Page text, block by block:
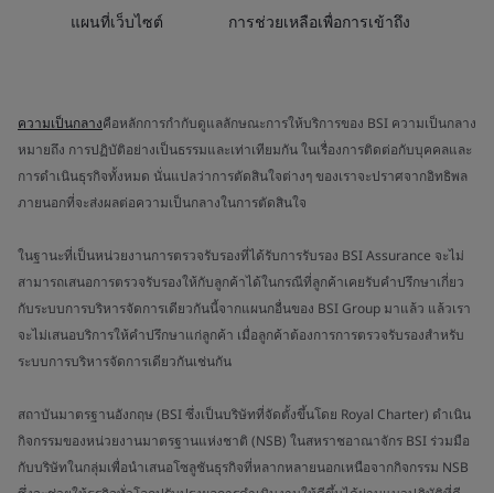
แผนที่เว็บไซต์ การช่วยเหลือเพื่อการเข้าถึง
ความเป็นกลางคือหลักการกำกับดูแลลักษณะการให้บริการของ BSI ความเป็นกลาง
หมายถึง การปฏิบัติอย่างเป็นธรรมและเท่าเทียมกัน ในเรื่องการติดต่อกับบุคคลและ
การดำเนินธุรกิจทั้งหมด นั่นแปลว่าการตัดสินใจต่างๆ ของเราจะปราศจากอิทธิพล
ภายนอกที่จะส่งผลต่อความเป็นกลางในการตัดสินใจ
ในฐานะที่เป็นหน่วยงานการตรวจรับรองที่ได้รับการรับรอง BSI Assurance จะไม่
สามารถเสนอการตรวจรับรองให้กับลูกค้าได้ในกรณีที่ลูกค้าเคยรับคำปรึกษาเกี่ยว
กับระบบการบริหารจัดการเดียวกันนี้จากแผนกอื่นของ BSI Group มาแล้ว แล้วเรา
จะไม่เสนอบริการให้คำปรึกษาแก่ลูกค้า เมื่อลูกค้าต้องการการตรวจรับรองสำหรับ
ระบบการบริหารจัดการเดียวกันเช่นกัน
สถาบันมาตรฐานอังกฤษ (BSI ซึ่งเป็นบริษัทที่จัดตั้งขึ้นโดย Royal Charter) ดำเนิน
กิจกรรมของหน่วยงานมาตรฐานแห่งชาติ (NSB) ในสหราชอาณาจักร BSI ร่วมมือ
กับบริษัทในกลุ่มเพื่อนำเสนอโซลูชันธุรกิจที่หลากหลายนอกเหนือจากกิจกรรม NSB